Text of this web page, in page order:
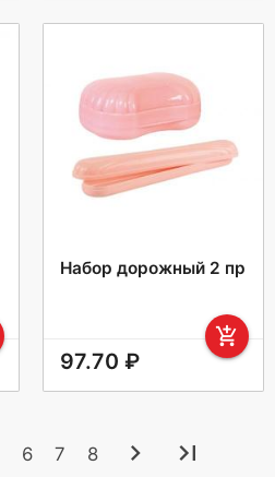
Набор дорожный 2 пр
add_shopping_cart
97.70 ₽
6 7 8 chevron_right last_page